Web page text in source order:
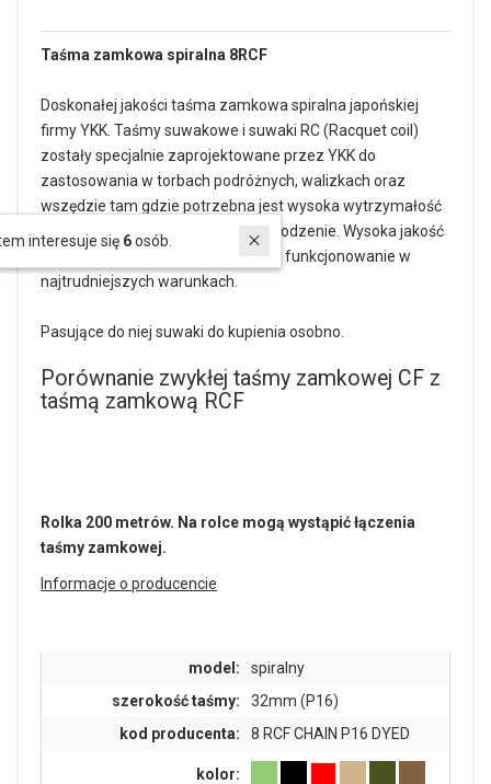
Taśma zamkowa spiralna 8RCF
Doskonałej jakości taśma zamkowa spiralna japońskiej
firmy YKK. Taśmy suwakowe i suwaki RC (Racquet coil)
zostały specjalnie zaprojektowane przez YKK do
zastosowania w torbach podróżnych, walizkach oraz
wszędzie tam gdzie potrzebna jest wysoka wytrzymałość
na rozerwanie i odporność na uszkodzenie. Wysoka jakość
wykonania gwarantuje prawidłowe funkcjonowanie w
najtrudniejszych warunkach.
Pasujące do niej suwaki do kupienia osobno.
Porównanie zwykłej taśmy zamkowej CF z
taśmą zamkową RCF
Rolka 200 metrów. Na rolce mogą wystąpić łączenia
taśmy zamkowej.
Informacje o producencie
model:
spiralny
szerokość taśmy:
32mm (P16)
kod producenta:
8 RCF CHAIN P16 DYED
kolor:
W ostatnich 7 dniach produktem interesuje się6 osób.